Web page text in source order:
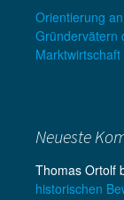
Orientierung
Gründervätern
Marktwirtschaft
Neueste
Thomas Ortolf
historischen